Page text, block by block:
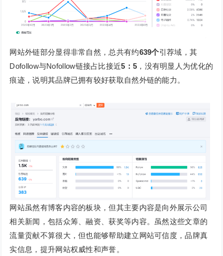
网站外链部分显得非常自然，总共有约639个引荐域，其
Dofollow与Nofollow链接占比接近5：5 ，没有明显人为优化的
痕迹，说明其品牌已拥有较好获取自然外链的能力。
网站虽然有博客内容的板块，但其主要内容是向外展示公司
相关新闻，包括众筹、融资、获奖等内容。虽然这些文章的
流量贡献不算很大，但也能够帮助建立网站可信度，品牌真
实信息，提升网站权威性和声誉。